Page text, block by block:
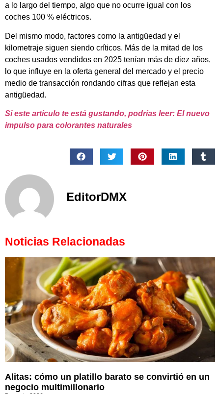
a lo largo del tiempo, algo que no ocurre igual con los
coches 100 % eléctricos.
Del mismo modo, factores como la antigüedad y el
kilometraje siguen siendo críticos. Más de la mitad de los
coches usados vendidos en 2025 tenían más de diez años,
lo que influye en la oferta general del mercado y el precio
medio de transacción rondando cifras que reflejan esta
antigüedad.
Si este artículo te está gustando, podrías leer: El nuevo
impulso para colorantes naturales
EditorDMX
Noticias Relacionadas
Alitas: cómo un platillo barato se convirtió en un
negocio multimillonario